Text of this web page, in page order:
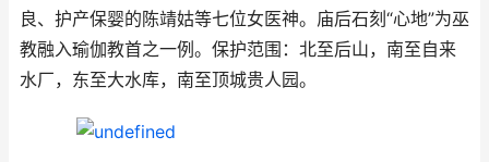
良、护产保婴的陈靖姑等七位女医神。庙后石刻“心地”为巫
教融入瑜伽教首之一例。保护范围：北至后山，南至自来
水厂，东至大水库，南至顶城贵人园。